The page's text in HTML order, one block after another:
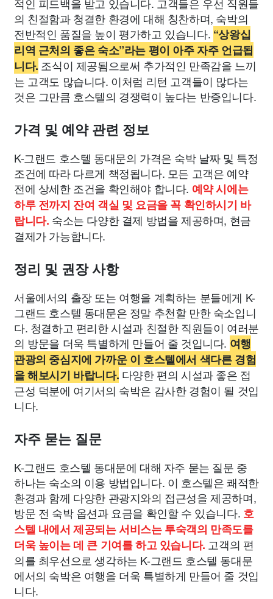
의 친절함과 청결한 환경에 대해 칭찬하며, 숙박의
전반적인 품질을 높이 평가하고 있습니다. “상왕십
리역 근처의 좋은 숙소”라는 평이 아주 자주 언급됩
니다. 조식이 제공됨으로써 추가적인 만족감을 느끼
는 고객도 많습니다. 이처럼 리턴 고객들이 많다는
것은 그만큼 호스텔의 경쟁력이 높다는 반증입니다.
가격 및 예약 관련 정보
K-그랜드 호스텔 동대문의 가격은 숙박 날짜 및 특정
조건에 따라 다르게 책정됩니다. 모든 고객은 예약
전에 상세한 조건을 확인해야 합니다. 예약 시에는
하루 전까지 잔여 객실 및 요금을 꼭 확인하시기 바
랍니다. 숙소는 다양한 결제 방법을 제공하며, 현금
결제가 가능합니다.
정리 및 권장 사항
서울에서의 출장 또는 여행을 계획하는 분들에게 K-
그랜드 호스텔 동대문은 정말 추천할 만한 숙소입니
다. 청결하고 편리한 시설과 친절한 직원들이 여러분
의 방문을 더욱 특별하게 만들어 줄 것입니다. 여행
관광의 중심지에 가까운 이 호스텔에서 색다른 경험
을 해보시기 바랍니다. 다양한 편의 시설과 좋은 접
근성 덕분에 여기서의 숙박은 감사한 경험이 될 것입
니다.
자주 묻는 질문
K-그랜드 호스텔 동대문에 대해 자주 묻는 질문 중
하나는 숙소의 이용 방법입니다. 이 호스텔은 쾌적한
환경과 함께 다양한 관광지와의 접근성을 제공하며,
방문 전 숙박 옵션과 요금을 확인할 수 있습니다. 호
스텔 내에서 제공되는 서비스는 투숙객의 만족도를
더욱 높이는 데 큰 기여를 하고 있습니다. 고객의 편
의를 최우선으로 생각하는 K-그랜드 호스텔 동대문
에서의 숙박은 여행을 더욱 특별하게 만들어 줄 것입
니다.